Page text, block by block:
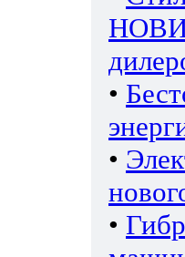
•
•
•